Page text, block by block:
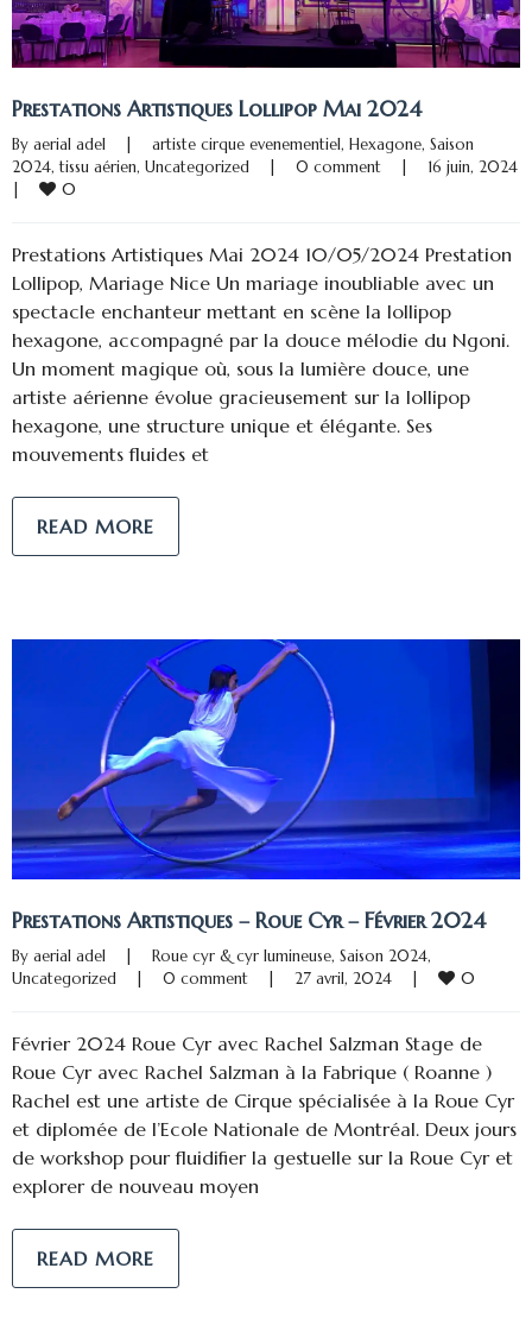
Prestations Artistiques Lollipop Mai 2024
By aerial adel artiste cirque evenementiel, Hexagone, Saison
2024, tissu aérien, Uncategorized 0 comment
0
Prestations Artistiques Mai 2024 10/05/2024 Prestation
Lollipop, Mariage Nice Un mariage inoubliable avec un
spectacle enchanteur mettant en scène la lollipop
hexagone, accompagné par la douce mélodie du Ngoni.
Un moment magique où, sous la lumière douce, une
artiste aérienne évolue gracieusement sur la lollipop
hexagone, une structure unique et élégante. Ses
mouvements fluides et
READ MORE
Prestations Artistiques – Roue Cyr – Février 2024
By aerial adel Roue cyr & cyr lumineuse, Saison 2024
Uncategorized
0 comment 27 avril, 2024 0
Février 2024 Roue Cyr avec Rachel Salzman Stage de
Roue Cyr avec Rachel Salzman à la Fabrique ( Roanne )
Rachel est une artiste de Cirque spécialisée à la Roue Cyr
et diplomée de l’Ecole Nationale de Montréal. Deux jours
de workshop pour fluidifier la gestuelle sur la Roue Cyr et
explorer de nouveau moyen
READ MORE